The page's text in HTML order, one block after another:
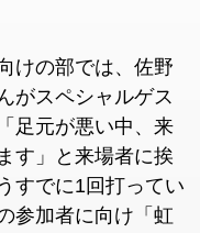
けの部では、佐野
がスペシャルゲス
足元が悪い中、来
す」と来場者に挨
すでに1回打ってい
参加者に向け「虹